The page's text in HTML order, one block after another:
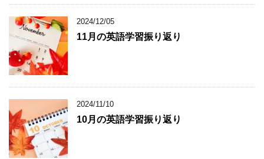
2024/12/05
11月の英語学習振り返り
2024/11/10
10月の英語学習振り返り